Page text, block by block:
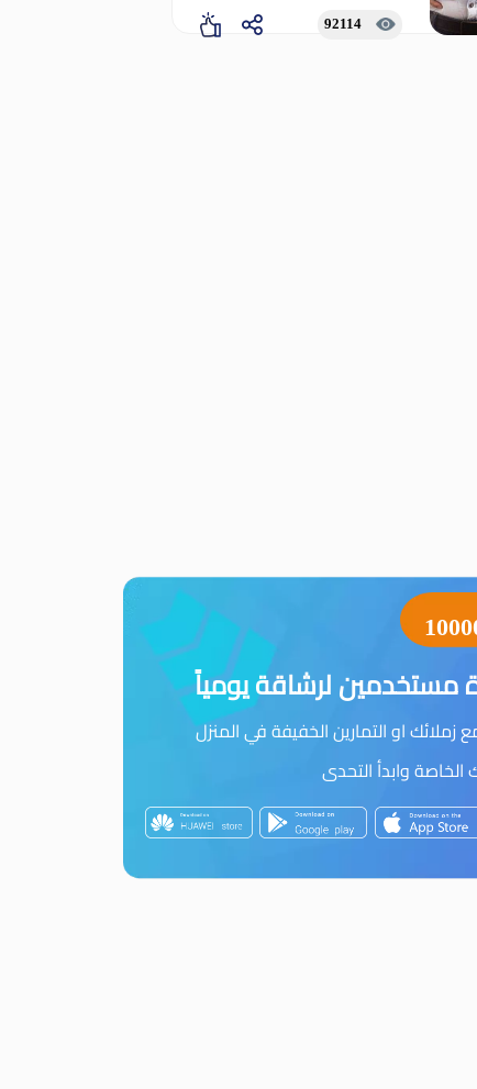
92114
مستخدمين لرشاقة يومياً
او التمارين الخفيفة في المنزل
وابدأ التحدى